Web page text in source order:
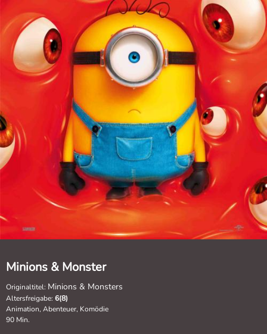
Minions & Monster
Originaltitel: Minions & Monsters
Altersfreigabe: 6(8)
Animation, Abenteuer, Komödie
90 Min.